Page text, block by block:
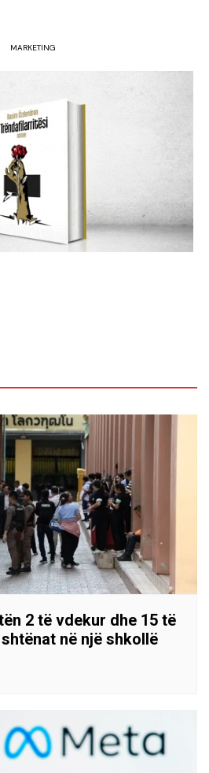
MARKETING
2 të vdekur dhe 15 të
në një shkollë